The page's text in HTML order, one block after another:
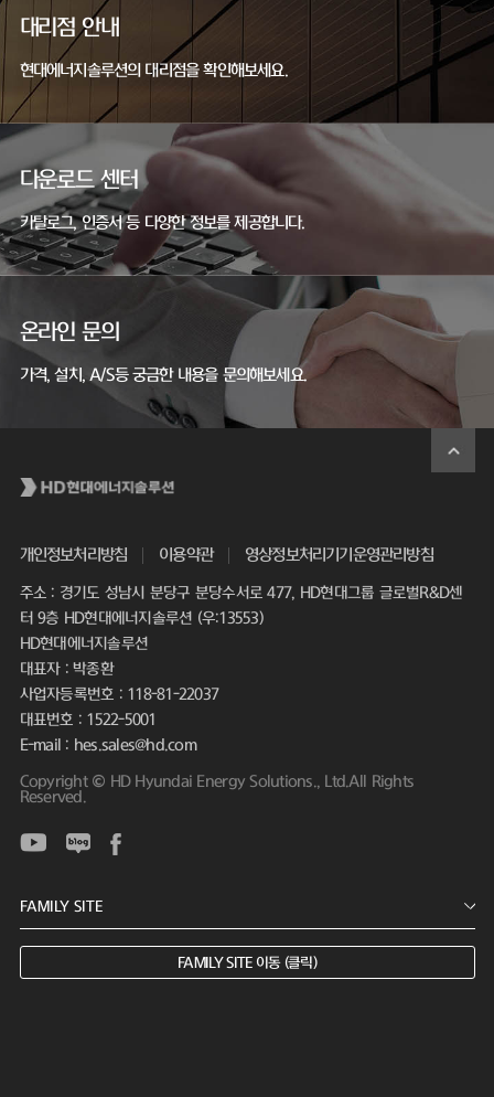
대리점 안내
현대에너지솔루션의 대리점을 확인해보세요.
다운로드 센터
카탈로그, 인증서 등 다양한 정보를 제공합니다.
온라인 문의
가격, 설치, A/S등 궁금한 내용을 문의해보세요.
개인정보처리방침 이용약관 영상정보처리기기운영관리방침
주소 : 경기도 성남시 분당구 분당수서로 477, HD현대그룹 글로벌R&D센
터 9층 HD현대에너지솔루션 (우:13553)
HD현대에너지솔루션
대표자 : 박종환
사업자등록번호 : 118-81-22037
대표번호 : 1522-5001
E-mail : hes.sales@hd.com
Copyright © HD Hyundai Energy Solutions., Ltd.All Rights
Reserved.
FAMILY SITE 이동 (클릭)